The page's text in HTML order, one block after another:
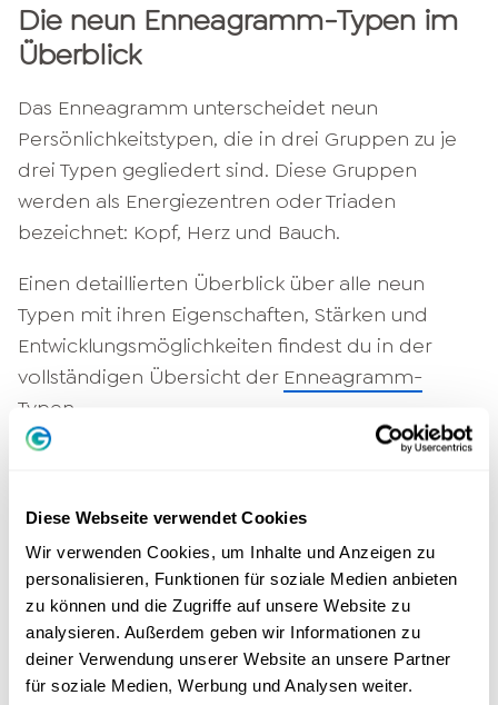
Diese Webseite verwendet Cookies
Wir verwenden Cookies, um Inhalte und Anzeigen zu
personalisieren, Funktionen für soziale Medien anbieten
zu können und die Zugriffe auf unsere Website zu
analysieren. Außerdem geben wir Informationen zu
deiner Verwendung unserer Website an unsere Partner
für soziale Medien, Werbung und Analysen weiter.
Die neun Enneagramm-Typen im
Überblick
Das Enneagramm unterscheidet neun
Persönlichkeitstypen, die in drei Gruppen zu je
drei Typen gegliedert sind. Diese Gruppen
werden als Energiezentren oder Triaden
bezeichnet: Kopf, Herz und Bauch.
Einen detaillierten Überblick über alle neun
Typen mit ihren Eigenschaften, Stärken und
Entwicklungsmöglichkeiten findest du in der
vollständigen Übersicht der Enneagramm-
Typen
Die Bauchtypen (Typen 8, 9, 1)
Autonomie. Sie reagieren körperlich und
unmittelbar auf ihre Umgebung.
Die Herztypen (Typen 2, 3, 4)sind
gefühlsgeleitet. Ihr zentrales Thema ist
Anerkennung. Sie orientieren sich stark an
ihrem Selbstbild und daran, wie andere sie